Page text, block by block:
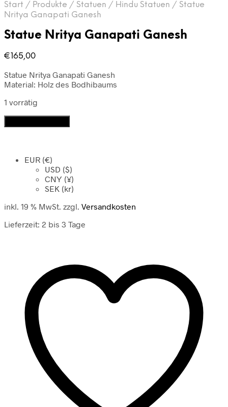
Start / Produkte / Statuen / Hindu Statuen / Statue
Nritya Ganapati Ganesh
Statue Nritya Ganapati Ganesh
€165,00
Statue Nritya Ganapati Ganesh
Material: Holz des Bodhibaums
1 vorrätig
Statue
Nritya
MengeEUR (€)
USD ($)
CNY (¥)
SEK (kr)
inkl. 19 % MwSt. zzgl. Versandkosten
Lieferzeit: 2 bis 3 Tage